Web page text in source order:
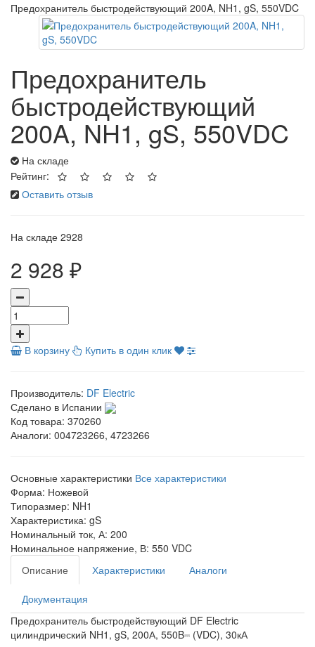
Предохранитель быстродействующий 200A, NH1, gS, 550VDC
Предохранитель
быстродействующий
200A, NH1, gS, 550VDC
На складе
Рейтинг:
Оставить отзыв
На складе 2928
2 928 ₽
В корзину Купить в один клик
Производитель: DF Electric
Сделано в Испании
Код товара: 370260
Аналоги: 004723266, 4723266
Основные характеристики Все характеристики
Форма: Ножевой
Типоразмер: NH1
Характеристика: gS
Номинальный ток, А: 200
Номинальное напряжение, В: 550 VDC
Описание
Характеристики Аналоги
Документация
Предохранитель быстродействующий DF Electric
цилиндрический NH1, gS, 200А, 550B⎓ (VDC), 30кА